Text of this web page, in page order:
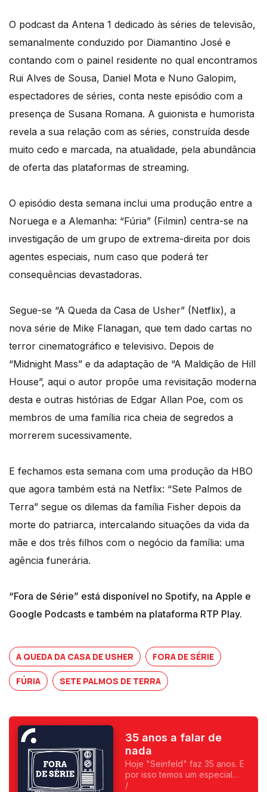
O podcast da Antena 1 dedicado às séries de televisão,
semanalmente conduzido por Diamantino José e
contando com o painel residente no qual encontramos
Rui Alves de Sousa, Daniel Mota e Nuno Galopim,
espectadores de séries, conta neste episódio com a
presença de Susana Romana. A guionista e humorista
revela a sua relação com as séries, construída desde
muito cedo e marcada, na atualidade, pela abundância
de oferta das plataformas de streaming.
O episódio desta semana inclui uma produção entre a
Noruega e a Alemanha: “Fúria” (Filmin) centra-se na
investigação de um grupo de extrema-direita por dois
agentes especiais, num caso que poderá ter
consequências devastadoras.
Segue-se “A Queda da Casa de Usher” (Netflix), a
nova série de Mike Flanagan, que tem dado cartas no
terror cinematográfico e televisivo. Depois de
“Midnight Mass” e da adaptação de “A Maldição de Hill
House”, aqui o autor propõe uma revisitação moderna
desta e outras histórias de Edgar Allan Poe, com os
membros de uma família rica cheia de segredos a
morrerem sucessivamente.
E fechamos esta semana com uma produção da HBO
que agora também está na Netflix: “Sete Palmos de
Terra” segue os dilemas da família Fisher depois da
morte do patriarca, intercalando situações da vida da
mãe e dos três filhos com o negócio da família: uma
agência funerária.
“Fora de Série” está disponível no Spotify, na Apple e
Google Podcasts e também na plataforma RTP Play.
A QUEDA DA CASA DE USHER FORA DE SÉRIE
FÚRIA SETE PALMOS DE TERRA
35 anos a falar de
nada
Hoje "Seinfeld" faz 35 anos. E
por isso temos um especial
sobre a série sobre nada, com
/